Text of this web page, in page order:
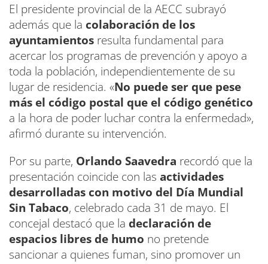
El presidente provincial de la AECC subrayó
además que la colaboración de los
ayuntamientos resulta fundamental para
acercar los programas de prevención y apoyo a
toda la población, independientemente de su
lugar de residencia. «No puede ser que pese
más el código postal que el código genético
a la hora de poder luchar contra la enfermedad»,
afirmó durante su intervención.
Por su parte, Orlando Saavedra recordó que la
presentación coincide con las actividades
desarrolladas con motivo del Día Mundial
Sin Tabaco, celebrado cada 31 de mayo. El
concejal destacó que la declaración de
espacios libres de humo no pretende
sancionar a quienes fuman, sino promover un